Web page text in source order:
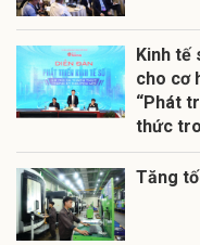
Kinh tế
cho cơ
“Phát
thức
Tăng